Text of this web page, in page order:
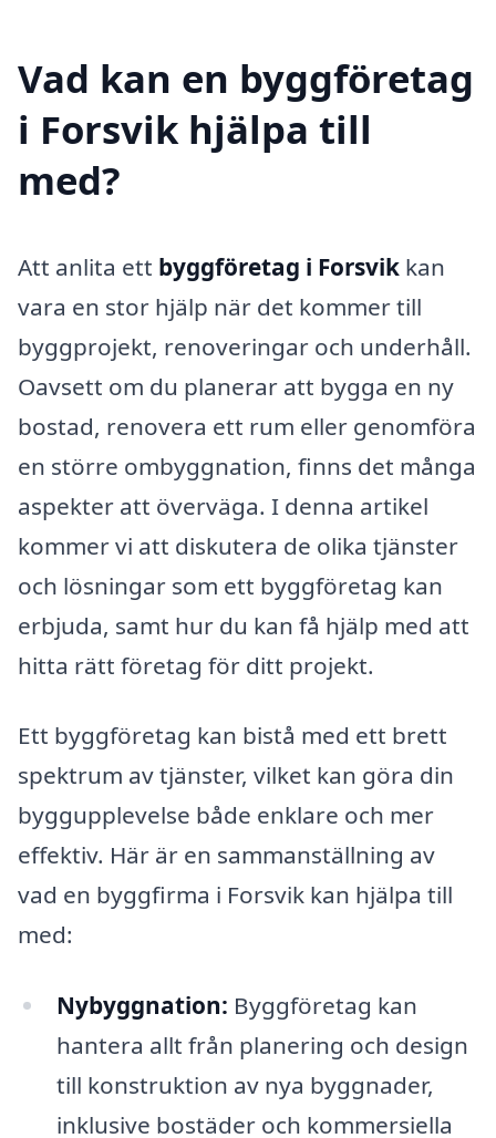
Vad kan en byggföretag
i Forsvik hjälpa till
med?
Att anlita ett byggföretag i Forsvik kan
vara en stor hjälp när det kommer till
byggprojekt, renoveringar och underhåll.
Oavsett om du planerar att bygga en ny
bostad, renovera ett rum eller genomföra
en större ombyggnation, finns det många
aspekter att överväga. I denna artikel
kommer vi att diskutera de olika tjänster
och lösningar som ett byggföretag kan
erbjuda, samt hur du kan få hjälp med att
hitta rätt företag för ditt projekt.
Ett byggföretag kan bistå med ett brett
spektrum av tjänster, vilket kan göra din
byggupplevelse både enklare och mer
effektiv. Här är en sammanställning av
vad en byggfirma i Forsvik kan hjälpa till
med:
Nybyggnation: Byggföretag kan
hantera allt från planering och design
till konstruktion av nya byggnader,
inklusive bostäder och kommersiella